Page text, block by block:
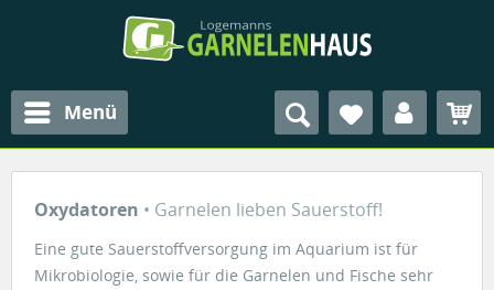
Menü
Oxydatoren • Garnelen lieben Sauerstoff!
Eine gute Sauerstoffversorgung im Aquarium ist für
Mikrobiologie, sowie für die Garnelen und Fische sehr